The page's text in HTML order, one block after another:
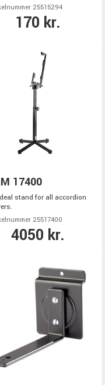
25515294
170 kr.
17400
stand for all accordion
25517400
4050 kr.